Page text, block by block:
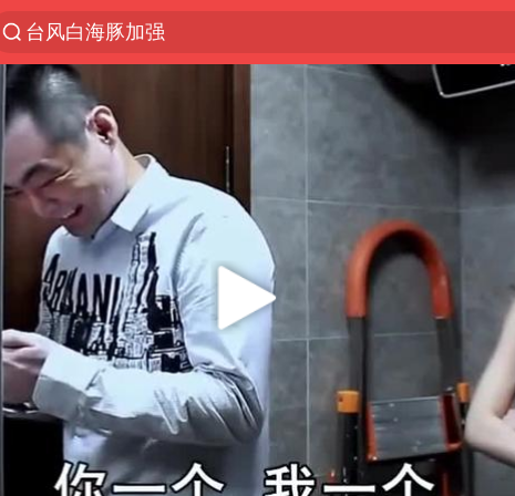
台风白海豚加强
泉州市委书记张毅恭被查
佛山通报笔试前13被淘汰后5名进体检
向鹏0-3不敌张本智和
广东雷州通报特教老师招聘违规事件
“立秋的第一杯奶茶”又爆单了
陈幸同晋级WTT横滨冠军赛8强
泰国枪击案凶手先杀祖父母后行凶
宇树科技中一签需缴款7.54万元
超颖电子拟投资20.86亿建设新项目
国防部：中国军队坚决反制任何闹海挑衅图谋